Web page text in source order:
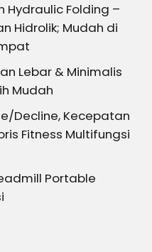
Folding –
Hidrolik; Mudah di
Lebar & Minimalis
Mudah
Decline, Kecepatan
Fitness Multifungsi
Portable